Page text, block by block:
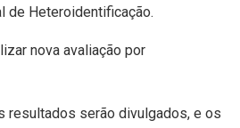
de Heteroidentificação.
nova avaliação por
resultados serão divulgados, e os